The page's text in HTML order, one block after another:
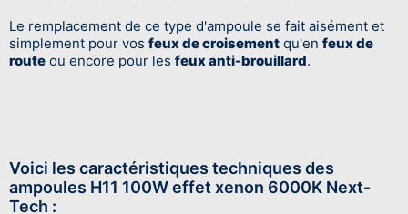
Le remplacement de ce type d'ampoule se fait aisément et
simplement pour vos feux de croisement qu'en feux de
route ou encore pour les feux anti-brouillard.
Voici les caractéristiques techniques des
ampoules H11 100W effet xenon 6000K Next-
Tech :